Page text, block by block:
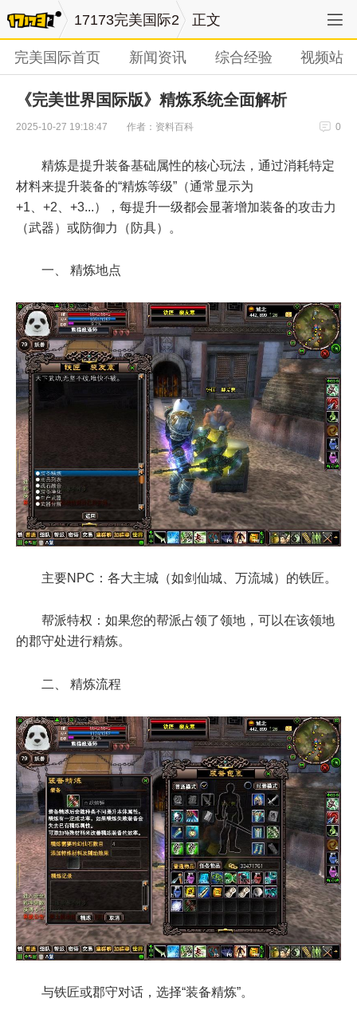
17173完美国际2 正文
完美国际首页 新闻资讯 综合经验 视频站
《完美世界国际版》精炼系统全面解析
2025-10-27 19:18:47 作者：资料百科 0
精炼是提升装备基础属性的核心玩法，通过消耗特定
材料来提升装备的“精炼等级”（通常显示为
+1、+2、+3...），每提升一级都会显著增加装备的攻击力
（武器）或防御力（防具）。
一、 精炼地点
主要NPC：各大主城（如剑仙城、万流城）的铁匠。
帮派特权：如果您的帮派占领了领地，可以在该领地
的郡守处进行精炼。
二、 精炼流程
与铁匠或郡守对话，选择“装备精炼”。